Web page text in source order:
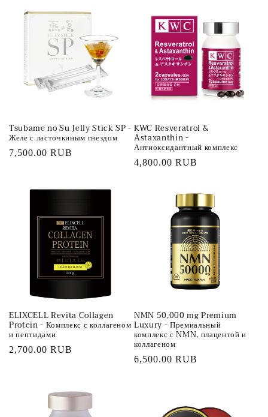
Tsubame no Su Jelly Stick SP -
Желе с ласточкиным гнездом
Обычная
7,500.00 RUB
KWC Resveratrol &
Astaxanthin -
Антиоксидантный комплекс
Обычная
4,800.00 RUB
ELIXCELL Revita Collagen
Protein - Комплекс с коллагеном
и пептидами
Обычная
2,700.00 RUB
NMN 50,000 mg Premium
Luxury - Премиальный
комплекс с NMN, плацентой и
коллагеном
Обычная
6,500.00 RUB